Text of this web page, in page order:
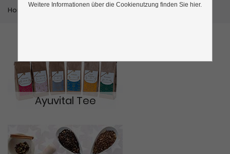
Home
Ayuvital Tee
Weitere Informationen über die Cookienutzung finden Sie hier.